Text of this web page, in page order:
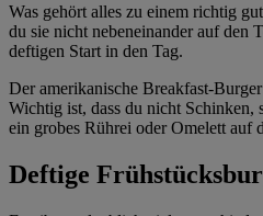
Was gehört alles zu einem richtig
du sie nicht nebeneinander auf den
deftigen Start in den Tag.
Der amerikanische Breakfast-
Wichtig ist, dass du nicht Schinken,
ein grobes Rührei oder Omelett auf
Deftige